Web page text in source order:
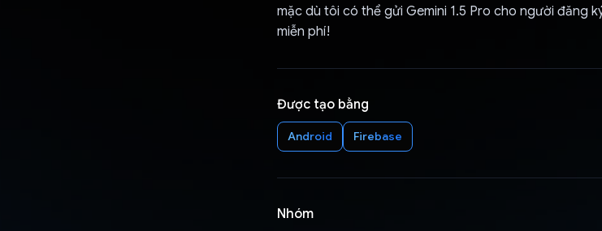
mặc dù tôi có thể gửi Gemini 1.5 Pro cho người đăng
miễn phí!
Được tạo bằng
Android Firebase
Nhóm